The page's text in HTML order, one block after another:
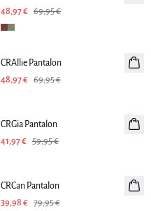
48,97 € 69,95 €
-30%
CRAllie Pantalon
48,97 € 69,95 €
CRGia Pantalon
41,97 € 59,95 €
CRCan Pantalon
39,98 € 79,95 €